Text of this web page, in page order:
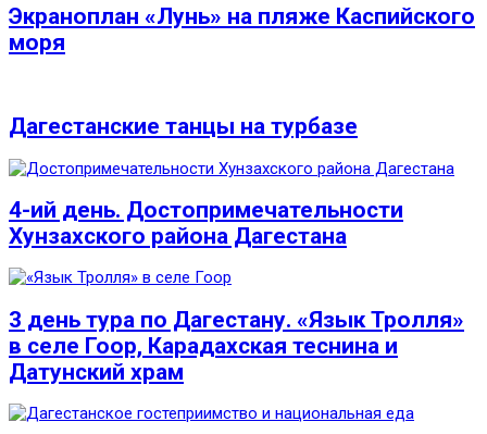
Экраноплан «Лунь» на пляже Каспийского
моря
Дагестанские танцы на турбазе
4-ий день. Достопримечательности
Хунзахского района Дагестана
3 день тура по Дагестану. «Язык Тролля»
в селе Гоор, Карадахская теснина и
Датунский храм